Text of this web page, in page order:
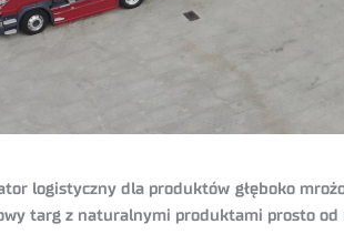
logistyczny dla produktów głęboko
targ z naturalnymi produktami prosto